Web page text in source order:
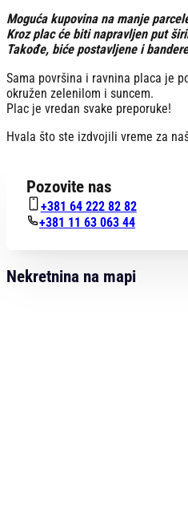
Moguća kupovina na manje
Kroz plac će biti napravljen put
Takođe, biće postavljene i
Sama površina i ravnina placa je
okružen zelenilom i suncem.
Plac je vredan svake preporuke!
Hvala što ste izdvojili vreme za
Pozovite nas
+381 64 222 82 82
+381 11 63 063 44
Nekretnina na mapi